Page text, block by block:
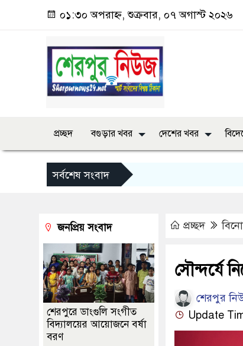
০১:৩০ অপরাহ্ন, শুক্রবার, ০৭ অগাস্ট ২০২৬
প্রচ্ছদ বগুড়ার খবর দেশের খবর
সর্বশেষ সংবাদ
প্রচ্ছদ
সৌন্দর্যে
শেরপুর
Update
জনপ্রিয় সংবাদ
শেরপুরে ডাংগুলি সংগীত
বিদ্যালয়ের আয়োজনে বর্ষা
বরণ